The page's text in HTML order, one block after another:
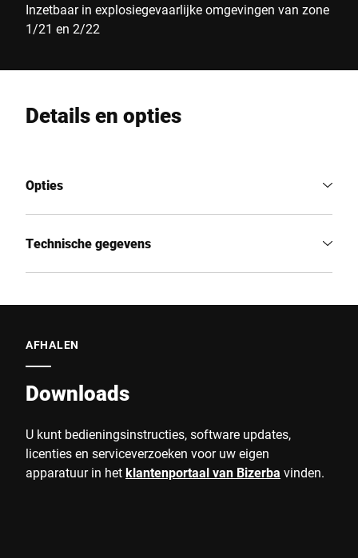
Inzetbaar in explosiegevaarlijke omgevingen van zone
1/21 en 2/22
Details en opties
Opties
Technische gegevens
AFHALEN
Downloads
U kunt bedieningsinstructies, software updates,
licenties en serviceverzoeken voor uw eigen
apparatuur in hetklantenportaal van Bizerba vinden.